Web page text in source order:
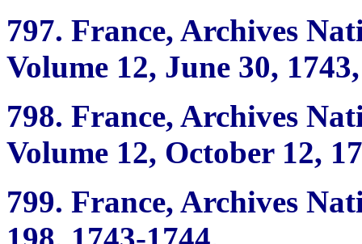
797. France, Archives
Volume 12, June 30,
798. France, Archives
Volume 12, October 12,
799. France, Archives